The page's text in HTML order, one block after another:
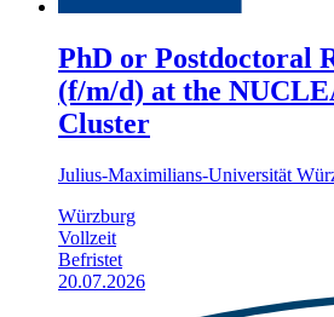
PhD or Postdoctoral
(f/m/d) at the
Cluster
Julius-Maximilians-Universität
Würzburg
Vollzeit
Befristet
20.07.2026